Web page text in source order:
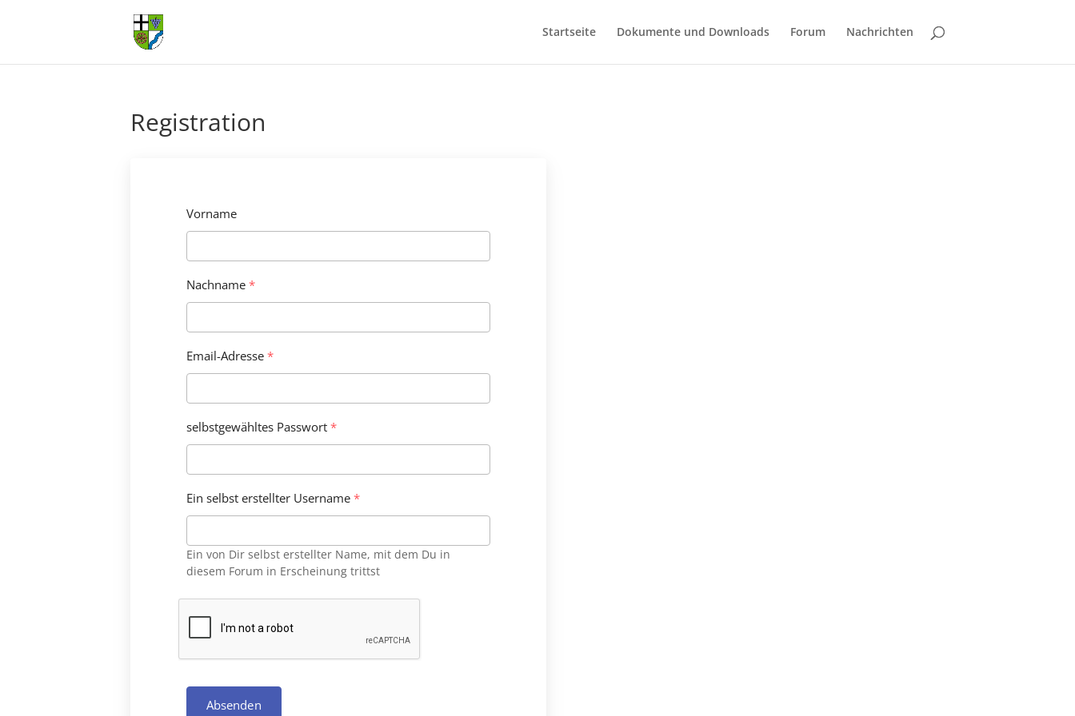
Startseite Dokumente und Downloads Forum Nachrichten
Registration
Vorname
Nachname *
Email-Adresse *
selbstgewähltes Passwort *
Ein selbst erstellter Username *
Ein von Dir selbst erstellter Name, mit dem Du in
diesem Forum in Erscheinung trittst
Absenden